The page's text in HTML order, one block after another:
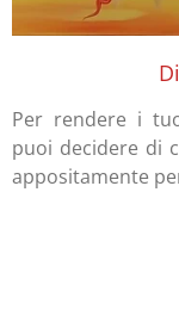
Per rendere i
puoi decidere di
appositamente